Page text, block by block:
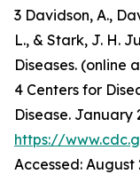
3 Davidson, A.,
L., & Stark, J. H.
Diseases. (online
4 Centers for
Disease. January
https://
Accessed: August